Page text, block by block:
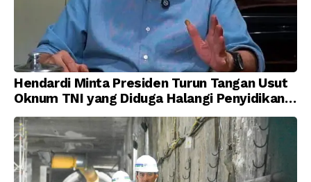
Hendardi Minta Presiden Turun Tangan Usut
Oknum TNI yang Diduga Halangi Penyidikan
Korupsi